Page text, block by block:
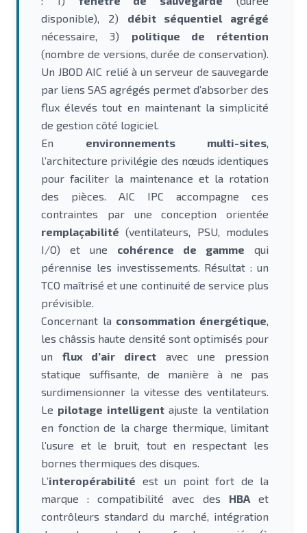
disponible), 2) débit séquentiel agrégé
nécessaire, 3) politique de rétention
(nombre de versions, durée de conservation).
Un JBOD AIC relié à un serveur de sauvegarde
par liens SAS agrégés permet d’absorber des
flux élevés tout en maintenant la simplicité
de gestion côté logiciel.
En environnements multi-sites,
l’architecture privilégie des nœuds identiques
pour faciliter la maintenance et la rotation
des pièces. AIC IPC accompagne ces
contraintes par une conception orientée
remplaçabilité (ventilateurs, PSU, modules
I/O) et une cohérence de gamme qui
pérennise les investissements. Résultat : un
TCO maîtrisé et une continuité de service plus
prévisible.
Concernant la consommation énergétique,
les châssis haute densité sont optimisés pour
un flux d’air direct avec une pression
statique suffisante, de manière à ne pas
surdimensionner la vitesse des ventilateurs.
Le pilotage intelligentajuste la ventilation
en fonction de la charge thermique, limitant
l’usure et le bruit, tout en respectant les
bornes thermiques des disques.
L’interopérabilité est un point fort de la
marque : compatibilité avec des HBA et
contrôleurs standard du marché, intégration